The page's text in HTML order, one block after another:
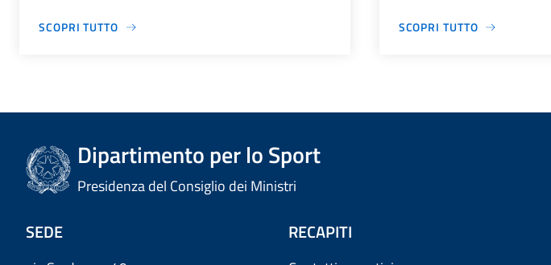
SCOPRI TUTTO SCOPRI TUTTO
Dipartimento per lo Sport
Presidenza del Consiglio dei Ministri
SEDE RECAPITI